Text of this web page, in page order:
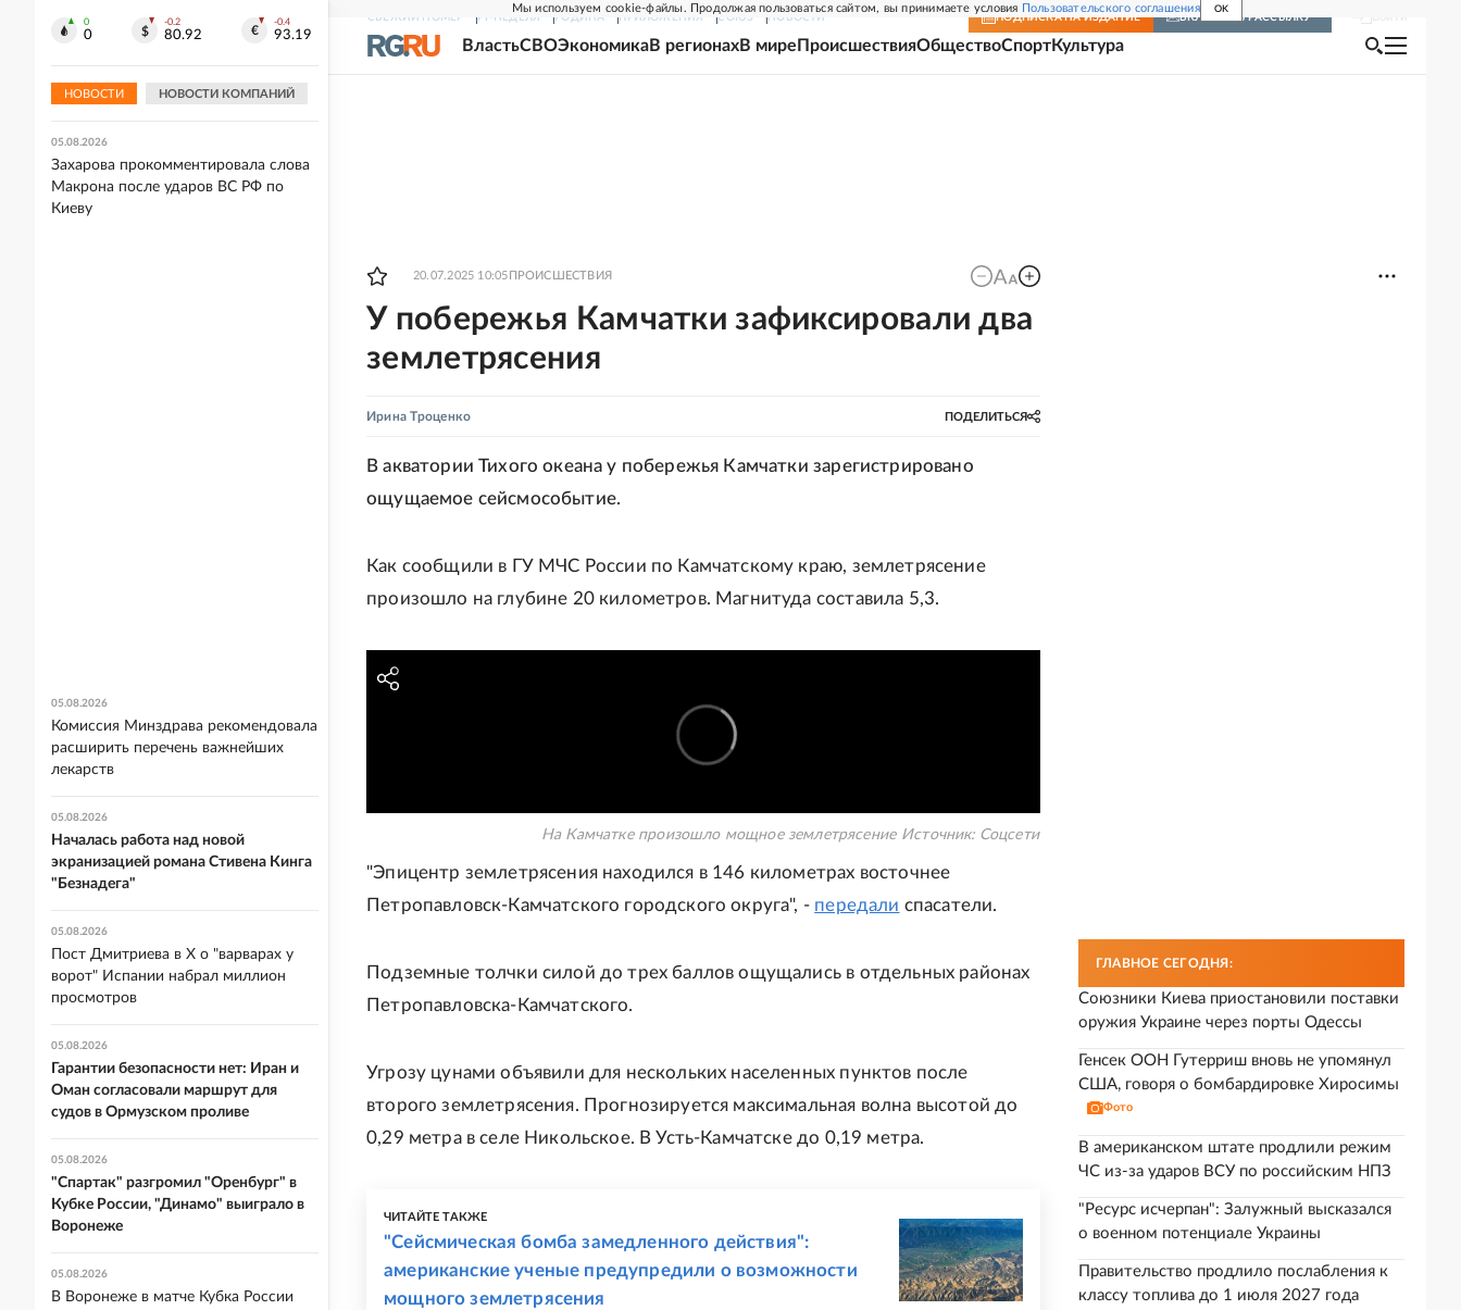
Мы используем cookie-файлы. Продолжая пользоваться сайтом, вы принимаете условия Пользовательского соглашения OK
СВЕЖИЙ НОМЕР РГ-НЕДЕЛЯ РОДИНА ПРИЛОЖЕНИЯ СОЮЗ НОВОСТИ ПОДПИСКА НА ИЗДАНИЕ ВКЛЮЧИТЬ РАССЫЛКУ
ВластьСВОЭкономикаВ регионахВ мире ПроисшествияОбществоСпортКультура
20.07.2025 10:05 ПРОИСШЕСТВИЯ
У побережья Камчатки зафиксировали два
землетрясения
Ирина Троценко ПОДЕЛИТЬСЯ
В акватории Тихого океана у побережья Камчатки зарегистрировано
ощущаемое сейсмособытие.
Как сообщили в ГУ МЧС России по Камчатскому краю, землетрясение
произошло на глубине 20 километров. Магнитуда составила 5,3.
На Камчатке произошло мощное землетрясение Источник: Соцсети
"Эпицентр землетрясения находился в 146 километрах восточнее
Петропавловск-Камчатского городского округа", - передали спасатели.
Подземные толчки силой до трех баллов ощущались в отдельных районах
Петропавловска-Камчатского.
Угрозу цунами объявили для нескольких населенных пунктов после
второго землетрясения. Прогнозируется максимальная волна высотой до
0,29 метра в селе Никольское. В Усть-Камчатске до 0,19 метра.
ЧИТАЙТЕ ТАКЖЕ
"Сейсмическая бомба замедленного действия":
американские ученые предупредили о возможности
мощного землетрясения
ГЛАВНОЕ СЕГОДНЯ:
Союзники Киева приостановили поставки
оружия Украине через порты Одессы
Генсек ООН Гутерриш вновь не упомянул
США, говоря о бомбардировке Хиросимы
Фото
В американском штате продлили режим
ЧС из-за ударов ВСУ по российским НПЗ
"Ресурс исчерпан": Залужный высказался
о военном потенциале Украины
Правительство продлило послабления к
классу топлива до 1 июля 2027 года
0
0
-0.2
80.92
-0.4
93.19
НОВОСТИ НОВОСТИ КОМПАНИЙ
05.08.2026
пожаловать в Дерри"
05.08.2026
Захарова прокомментировала слова
Макрона после ударов ВС РФ по
Киеву
05.08.2026
Комиссия Минздрава рекомендовала
расширить перечень важнейших
лекарств
05.08.2026
Началась работа над новой
экранизацией романа Стивена Кинга
"Безнадега"
05.08.2026
Пост Дмитриева в X о "варварах у
ворот" Испании набрал миллион
просмотров
05.08.2026
Гарантии безопасности нет: Иран и
Оман согласовали маршрут для
судов в Ормузском проливе
05.08.2026
"Спартак" разгромил "Оренбург" в
Кубке России, "Динамо" выиграло в
Воронеже
05.08.2026
В Воронеже в матче Кубка России